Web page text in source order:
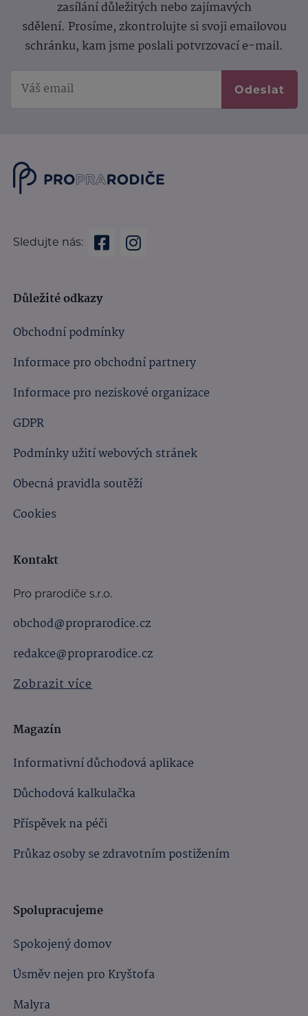
zasílání důležitých nebo zajímavých
sdělení. Prosíme, zkontrolujte si svoji emailovou
schránku, kam jsme poslali potvrzovací e-mail.
Odeslat
Sledujte nás:
Důležité odkazy
Obchodní podmínky
Informace pro obchodní partnery
Informace pro neziskové organizace
GDPR
Podmínky užití webových stránek
Obecná pravidla soutěží
Cookies
Kontakt
Pro prarodiče s.r.o.
obchod@proprarodice.cz
redakce@proprarodice.cz
Zobrazit více
Magazín
Informativní důchodová aplikace
Důchodová kalkulačka
Příspěvek na péči
Průkaz osoby se zdravotním postižením
Spolupracujeme
Spokojený domov
Úsměv nejen pro Kryštofa
Malyra